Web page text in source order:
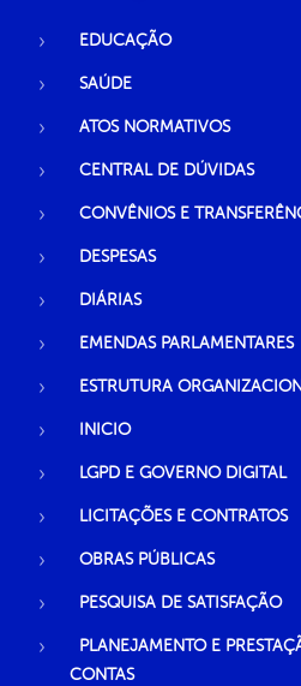
EDUCAÇÃO
SAÚDE
ATOS NORMATIVOS
CENTRAL DE DÚVIDAS
CONVÊNIOS E
DESPESAS
DIÁRIAS
EMENDAS PARLAMENTARES
ESTRUTURA
INICIO
LGPD E GOVERNO DIGITAL
LICITAÇÕES E CONTRATOS
OBRAS PÚBLICAS
PESQUISA DE SATISFAÇÃO
PLANEJAMENTO E
CONTAS